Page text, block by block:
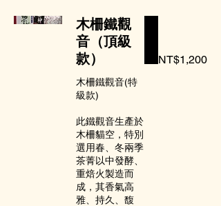
木柵鐵觀
音（頂級
款）
木柵鐵觀音(特
級款)
此鐵觀音生產於
木柵貓空，特別
選用春、冬兩季
茶菁以中發酵、
重焙火製造而
成，其香氣高
雅、持久、馥
NT$1,200